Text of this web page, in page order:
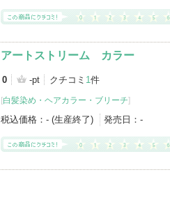
アートストリーム カラー
0 -pt クチコミ 1件
[白髪染め・ヘアカラー・ブリーチ]
税込価格： - (生産終了) 発売日： -